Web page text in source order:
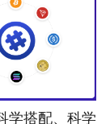
学搭配、科学